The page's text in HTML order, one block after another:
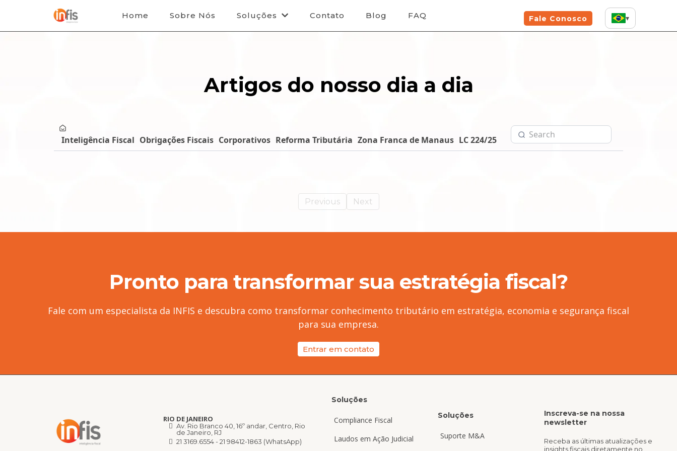
Home Sobre Nós Soluções Contato Blog FAQ Fale Conosco ▾
Artigos do nosso dia a dia
Inteligência Fiscal Obrigações Fiscais Corporativos Reforma Tributária Zona Franca de Manaus LC 224/25
Previous Next
Pronto para transformar sua estratégia fiscal?
Fale com um especialista da INFIS e descubra como transformar conhecimento tributário em estratégia, economia e segurança fiscal
para sua empresa.
Entrar em contato
RIO DE JANEIRO
Av. Rio Branco 40, 16º andar, Centro, Rio
de Janeiro, RJ
21 3169.6554 -21 98412-1863 (WhatsApp)
Soluções
Compliance Fiscal
Laudos em Ação Judicial
Soluções
Suporte M&A
Inscreva-se na nossa
newsletter
Receba as últimas atualizações e
insights fiscais diretamente no